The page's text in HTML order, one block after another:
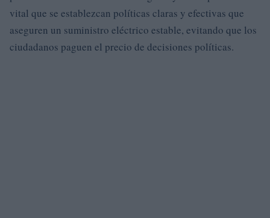
vital que se establezcan políticas claras y efectivas que
aseguren un suministro eléctrico estable, evitando que los
ciudadanos paguen el precio de decisiones políticas.